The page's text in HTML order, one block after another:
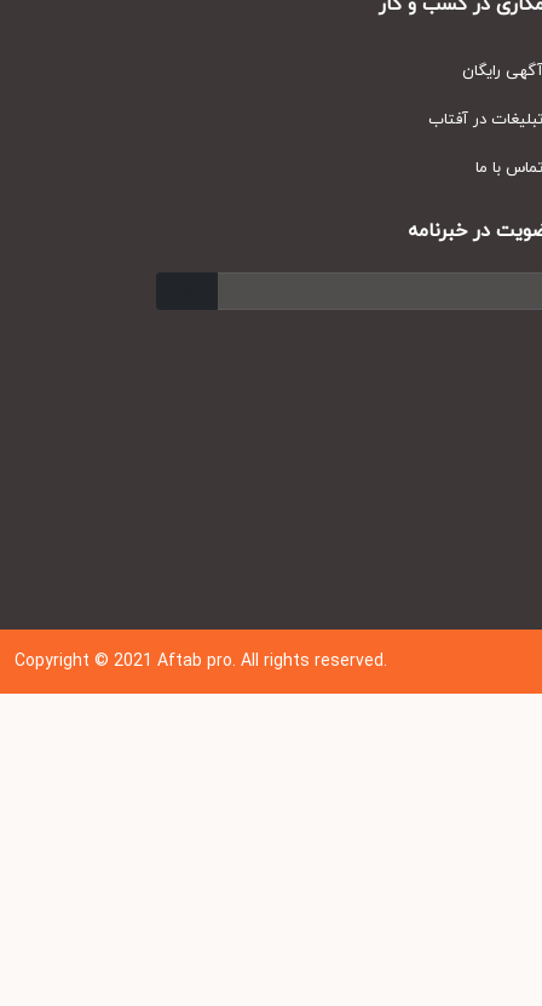
رایگان
در آفتاب
با ما
در خبرنامه
Copyright © 202 1Aftab pro. All rights reserved.